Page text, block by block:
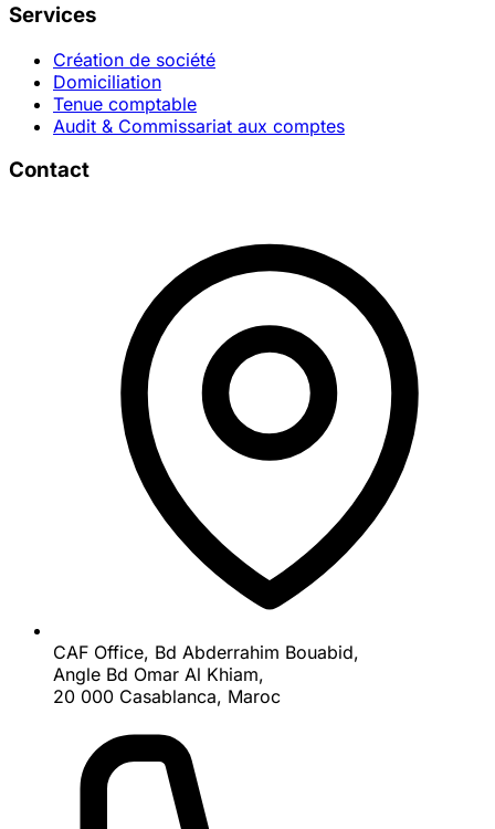
Services
Création de société
Domiciliation
Tenue comptable
Audit & Commissariat aux comptes
Contact
CAF Office, Bd Abderrahim Bouabid,
Angle Bd Omar Al Khiam,
20 000 Casablanca, Maroc